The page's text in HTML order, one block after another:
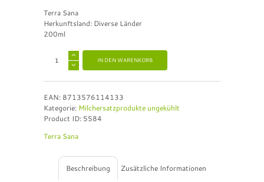
Terra Sana
Herkunftsland: Diverse Länder
200ml
IN DEN WARENKORB
A
n
:
EAN: 8713576114133
Kategorie: Milchersatzprodukte ungekühlt
Product ID: 5584
Terra Sana
Beschreibung Zusätzliche Informationen